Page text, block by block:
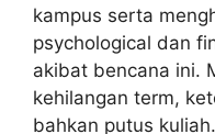
kampus serta
psychological dan
akibat bencana ini.
kehilangan term,
bahkan putus kuliah.